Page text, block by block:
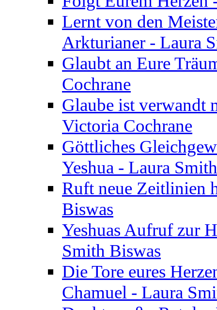
Lernt von den
Arkturianer - Laura
Glaubt an Eure
Cochrane
Glaube ist verwandt
Victoria Cochrane
Göttliches
Yeshua - Laura
Ruft neue Zeitlinien
Biswas
Yeshuas Aufruf zur
Smith Biswas
Die Tore eures
Chamuel - Laura